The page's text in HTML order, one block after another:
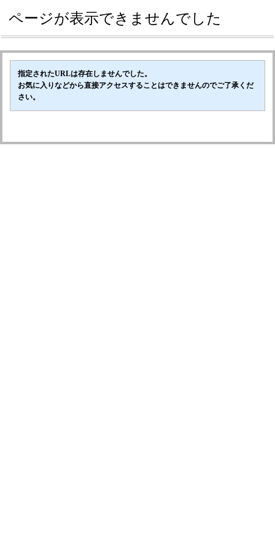
ページが表示できませんでした
指定されたURLは存在しませんでした。
お気に入りなどから直接アクセスすることはできませんのでご了承くだ
さい。